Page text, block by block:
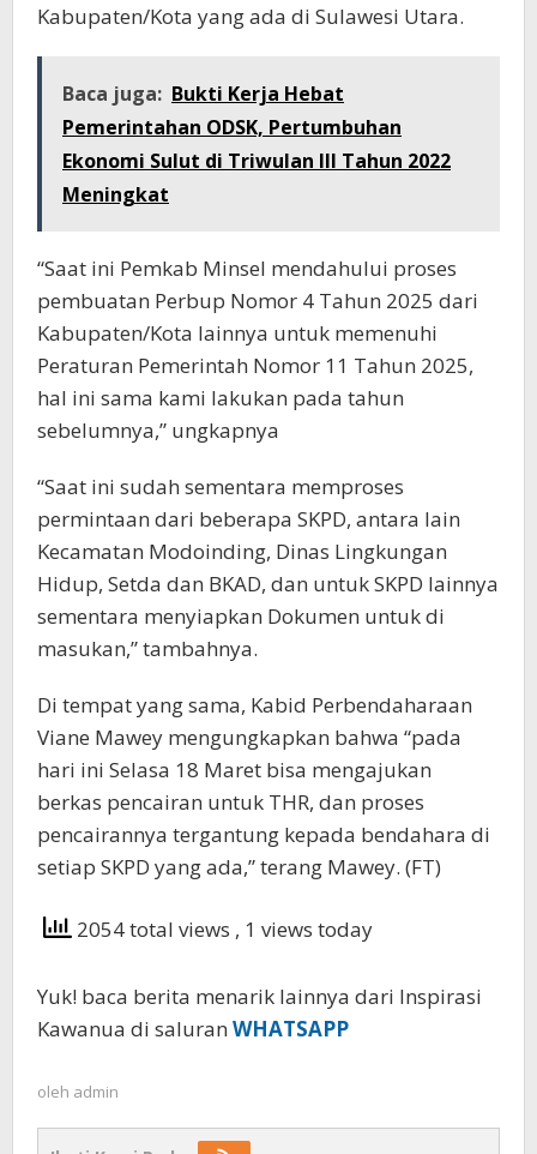
Kabupaten/Kota yang ada di Sulawesi Utara.
Baca juga: Bukti Kerja Hebat
Pemerintahan ODSK, Pertumbuhan
Ekonomi Sulut di Triwulan III Tahun 2022
Meningkat
“Saat ini Pemkab Minsel mendahului proses
pembuatan Perbup Nomor 4 Tahun 2025 dari
Kabupaten/Kota lainnya untuk memenuhi
Peraturan Pemerintah Nomor 11 Tahun 2025,
hal ini sama kami lakukan pada tahun
sebelumnya,” ungkapnya
“Saat ini sudah sementara memproses
permintaan dari beberapa SKPD, antara lain
Kecamatan Modoinding, Dinas Lingkungan
Hidup, Setda dan BKAD, dan untuk SKPD lainnya
sementara menyiapkan Dokumen untuk di
masukan,” tambahnya.
Di tempat yang sama, Kabid Perbendaharaan
Viane Mawey mengungkapkan bahwa “pada
hari ini Selasa 18 Maret bisa mengajukan
berkas pencairan untuk THR, dan proses
pencairannya tergantung kepada bendahara di
setiap SKPD yang ada,” terang Mawey. (FT)
2054 total views , 1 views today
Yuk! baca berita menarik lainnya dari Inspirasi
Kawanua di saluran WHATSAPP
oleh admin